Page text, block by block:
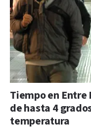
Tiempo en
de hasta 4
temperatura